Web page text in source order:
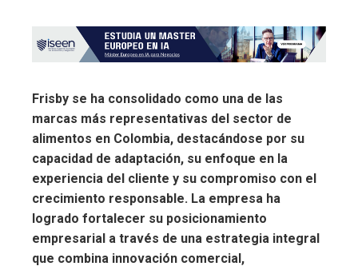
Frisby se ha consolidado como una de las
marcas más representativas del sector de
alimentos en Colombia, destacándose por su
capacidad de adaptación, su enfoque en la
experiencia del cliente y su compromiso con el
crecimiento responsable. La empresa ha
logrado fortalecer su posicionamiento
empresarial a través de una estrategia integral
que combina innovación comercial,